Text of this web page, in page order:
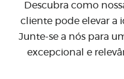
Descubra como
cliente pode elevar a
Junte-se a nós para
excepcional e